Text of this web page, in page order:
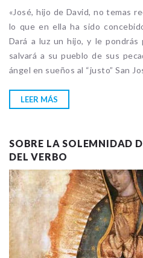
«José, hijo de David, no temas
lo que en ella ha sido
Dará a luz un hijo, y le
salvará a su pueblo de sus
ángel en sueños al “justo” San
LEER MÁS
SOBRE LA SOLEMNIDAD
DEL VERBO